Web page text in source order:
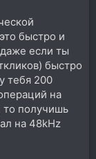
быстро и
если ты
быстро
тебя 200
на
то получишь
на 48kHz